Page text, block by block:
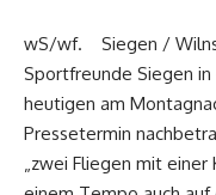
wS/wf. Siegen /
Sportfreunde Siegen
heutigen am
Pressetermin
„zwei Fliegen mit